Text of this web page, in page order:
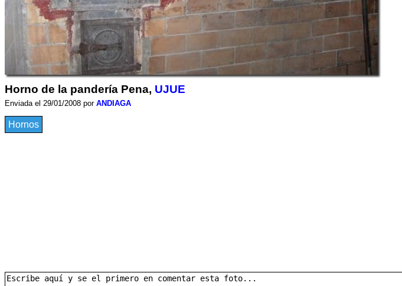
Horno de la pandería Pena, UJUE
Enviada el 29/01/2008 por ANDIAGA
Hornos